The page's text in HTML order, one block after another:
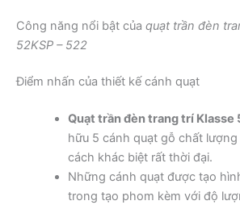
Công năng nổi bật của quạt trần đèn
52KSP – 522
Điểm nhấn của thiết kế cánh quạt
Quạt trần đèn trang trí Klasse
hữu 5 cánh quạt gỗ chất
cách khác biệt rất thời đại.
Những cánh quạt được tạo
trong tạo phom kèm với độ